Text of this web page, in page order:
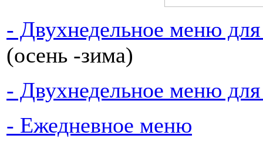
- Двухнедельное меню для
(осень -зима)
- Двухнедельное меню для
- Ежедневное меню